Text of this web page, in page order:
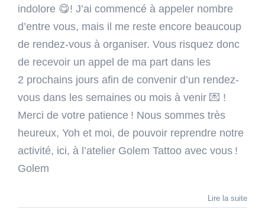
indolore 😋! J’ai commencé à appeler nombre
d’entre vous, mais il me reste encore beaucoup
de rendez-vous à organiser. Vous risquez donc
de recevoir un appel de ma part dans les
2 prochains jours afin de convenir d’un rendez-
vous dans les semaines ou mois à venir 💌 !
Merci de votre patience ! Nous sommes très
heureux, Yoh et moi, de pouvoir reprendre notre
activité, ici, à l’atelier Golem Tattoo avec vous !
Golem
Lire la suite